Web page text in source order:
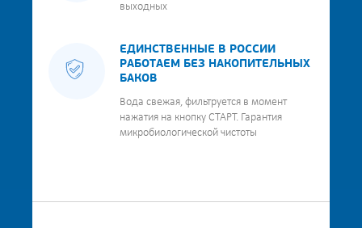
выходных
ЕДИНСТВЕННЫЕ В РОССИИ
РАБОТАЕМ БЕЗ НАКОПИТЕЛЬНЫХ
БАКОВ
Вода свежая, фильтруется в момент
нажатия на кнопку СТАРТ. Гарантия
микробиологической чистоты